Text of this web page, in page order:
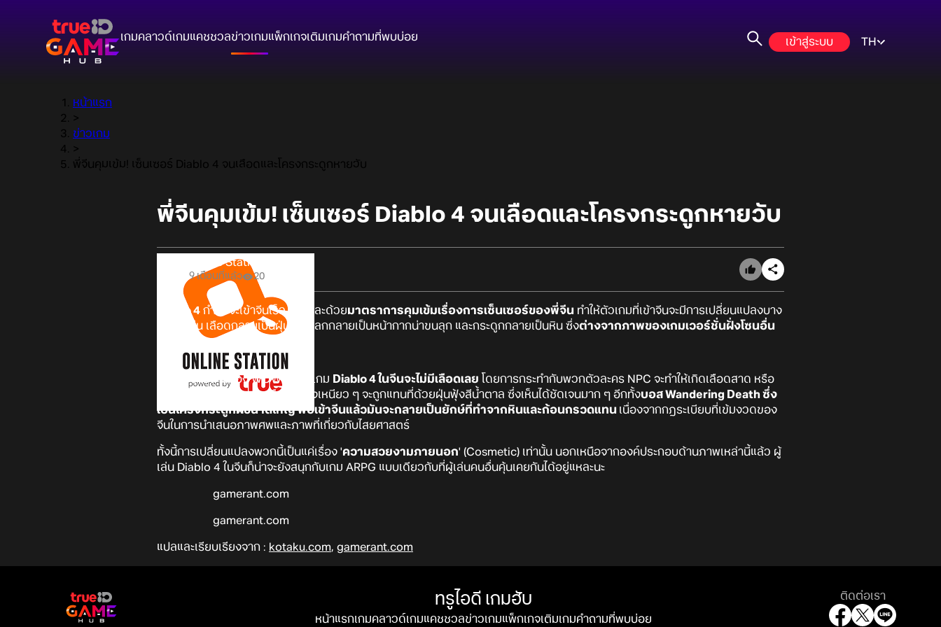
เกมคลาวด์เกมแคชชวลข่าวเกมแพ็กเกจเติมเกมคำถามที่พบบ่อย เข้าสู่ระบบ TH
หน้าแรก
>
ข่าวเกม
>
พี่จีนคุมเข้ม! เซ็นเซอร์ Diablo 4 จนเลือดและโครงกระดูกหายวับ
พี่จีนคุมเข้ม! เซ็นเซอร์ Diablo 4 จนเลือดและโครงกระดูกหายวับ
Online Station
9 เดือนที่แล้ว 20
Diablo 4 กำลังจะเข้าจีนเร็ว ๆ นี้ และด้วยมาตราการคุมเข้มเรื่องการเซ็นเซอร์ของพี่จีน ทำให้ตัวเกมที่เข้าจีนจะมีการเปลี่ยนแปลงบาง
อย่าง เช่น เลือดกลายเป็นฝุ่น กะโหลกกลายเป็นหน้ากากน่าขนลุก และกระดูกกลายเป็นหิน ซึ่งต่างจากภาพของเกมเวอร์ชั่นฝั่งโซนอื่น
ๆ มากโขเลยทีเดียว
ซึ่งตามรายงานของ WOWHead เกม Diablo 4 ในจีนจะไม่มีเลือดเลย โดยการกระทำกับพวกตัวละคร NPC จะทำให้เกิดเลือดสาด หรือ
แม้กระทั่งการระเบิดเป็นเมือกสีแดงเหนียว ๆ จะถูกแทนที่ด้วยฝุ่นฟุ้งสีน้ำตาล ซึ่งเห็นได้ชัดเจนมาก ๆ อีกทั้งบอส Wandering Death ซึ่ง
เป็นโครงกระดูกผีขนาดใหญ่ พอเข้าจีนแล้วมันจะกลายเป็นยักษ์ที่ทำจากหินและก้อนกรวดแทน เนื่องจากกฎระเบียบที่เข้มงวดของ
จีนในการนำเสนอภาพศพและภาพที่เกี่ยวกับไสยศาสตร์
ทั้งนี้การเปลี่ยนแปลงพวกนี้เป็นแค่เรื่อง 'ความสวยงามภายนอก' (Cosmetic) เท่านั้น นอกเหนือจากองค์ประกอบด้านภาพเหล่านี้แล้ว ผู้
เล่น Diablo 4 ในจีนก็น่าจะยังสนุกกับเกม ARPG แบบเดียวกับที่ผู้เล่นคนอื่นคุ้นเคยกันได้อยู่แหละนะ
gamerant.com
gamerant.com
แปลและเรียบเรียงจาก : kotaku.com, gamerant.com
ทรูไอดี เกมฮับ
หน้าแรกเกมคลาวด์เกมแคชชวลข่าวเกมแพ็กเกจเติมเกมคำถามที่พบบ่อย
ติดต่อเรา